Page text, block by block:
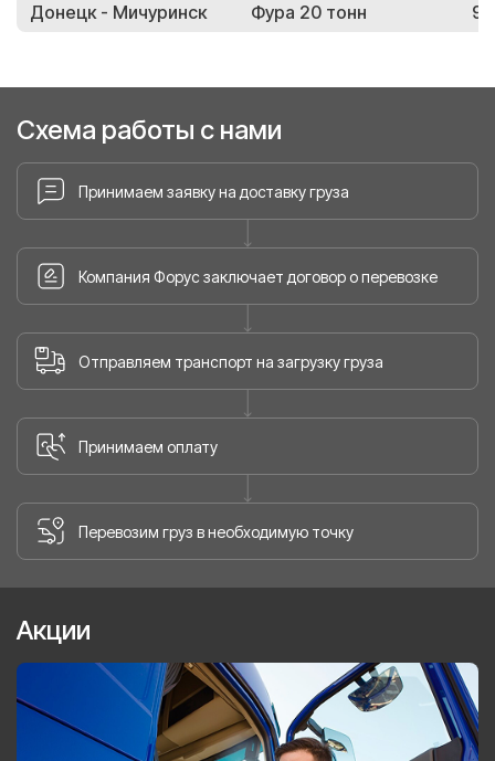
Донецк - Мичуринск
Фура 20 тонн
Схема работы с нами
Принимаем заявку на доставку груза
Компания Форус заключает договор о перевозке
Отправляем транспорт на загрузку груза
Принимаем оплату
Перевозим груз в необходимую точку
Акции